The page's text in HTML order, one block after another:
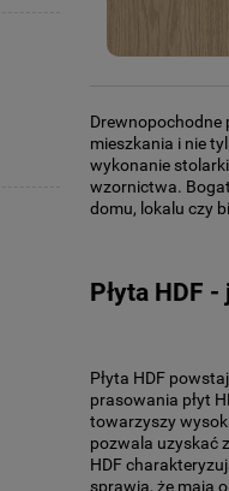
Drewnopochodne
mieszkania i nie
wykonanie
wzornictwa.
domu, lokalu czy
Płyta HDF
Płyta HDF
prasowania płyt
towarzyszy
pozwala uzyskać
HDF
sprawia, że mają